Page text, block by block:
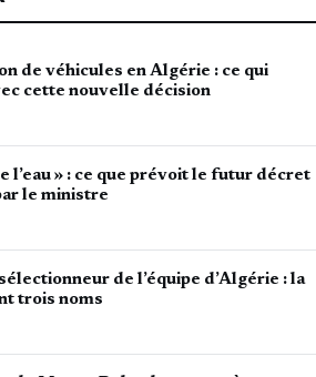
de véhicules en Algérie : ce qui
cette nouvelle décision
l’eau » : ce que prévoit le futur décret
le ministre
de l’équipe d’Algérie : la
trois noms